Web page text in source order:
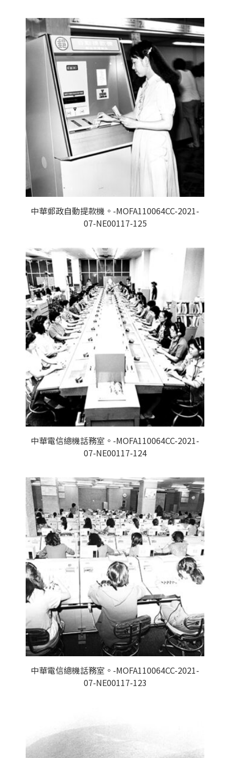
中華郵政自動提款機。-MOFA110064CC-2021-
07-NE00117-125
中華電信總機話務室。-MOFA110064CC-2021-
07-NE00117-124
中華電信總機話務室。-MOFA110064CC-2021-
07-NE00117-123